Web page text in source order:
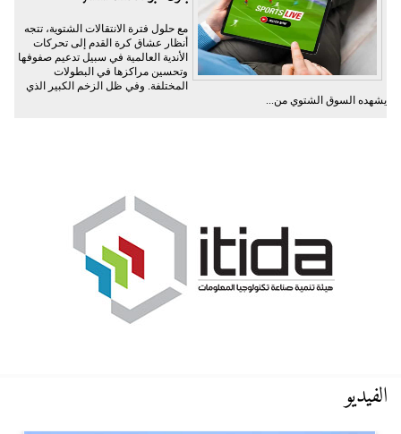
مع حلول فترة الانتقالات الشتوية، تتجه
أنظار عشاق كرة القدم إلى تحركات
الأندية العالمية في سبيل تدعيم صفوفها
وتحسين مراكزها في البطولات
المختلفة. وفي ظل الزخم الكبير الذي
يشهده السوق الشتوي من...
الفيديو